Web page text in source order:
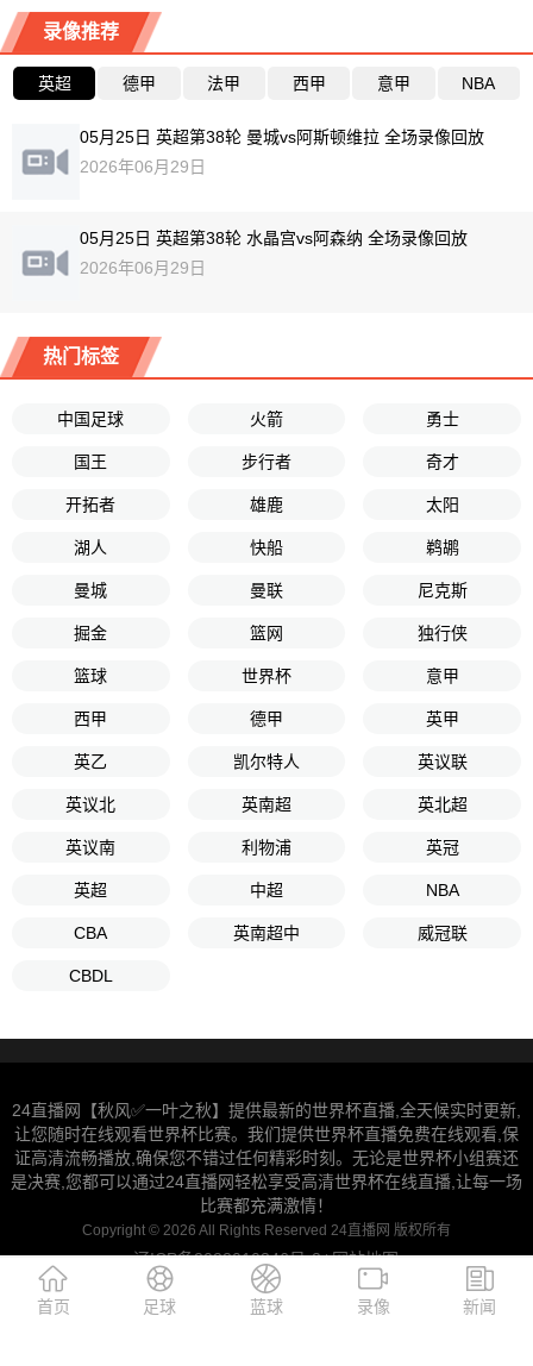
录像推荐
英超 德甲 法甲 西甲 意甲 NBA
05月25日 英超第38轮 曼城vs阿斯顿维拉 全场录像回放
2026年06月29日
05月25日 英超第38轮 水晶宫vs阿森纳 全场录像回放
2026年06月29日
热门标签
中国足球 火箭 勇士
国王 步行者 奇才
开拓者 雄鹿 太阳
湖人 快船 鹈鹕
曼城 曼联 尼克斯
掘金 篮网 独行侠
篮球 世界杯 意甲
西甲 德甲 英甲
英乙 凯尔特人 英议联
英议北 英南超 英北超
英议南 利物浦 英冠
英超 中超 NBA
CBA 英南超中 威冠联
CBDL
24直播网【秋风✅一叶之秋】提供最新的世界杯直播,全天候实时更新,
让您随时在线观看世界杯比赛。我们提供世界杯直播免费在线观看,保
证高清流畅播放,确保您不错过任何精彩时刻。无论是世界杯小组赛还
是决赛,您都可以通过24直播网轻松享受高清世界杯在线直播,让每一场
比赛都充满激情！
Copyright © 2026 All Rights Reserved 24直播网 版权所有
辽ICP备2022010346号-2|网站地图
首页 足球 蓝球 录像 新闻